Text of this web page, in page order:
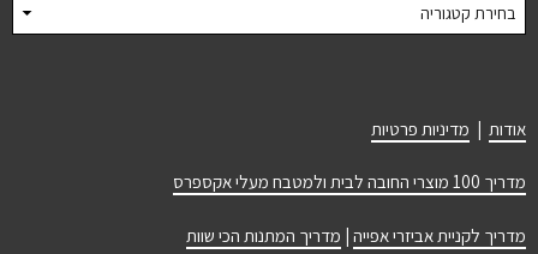
אודות | מדיניות פרטיות
מדריך 100 מוצרי החובה לבית ולמטבח מעלי אקספרס
מדריך לקניית אביזרי אפייה | מדריך המתנות הכי שוות